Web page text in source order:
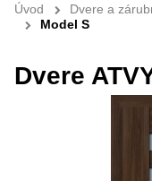
Úvod Dvere a
Model S
Dvere